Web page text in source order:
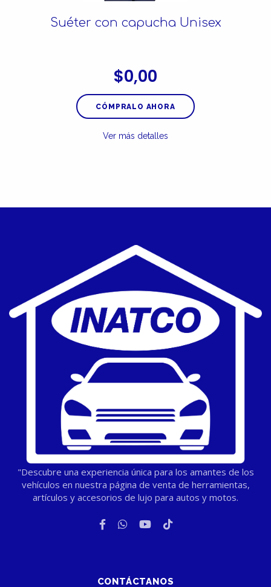
Suéter con capucha Unisex
$0,00
CÓMPRALO AHORA
Ver más detalles
"Descubre una experiencia única para los amantes de los
vehículos en nuestra página de venta de herramientas,
artículos y accesorios de lujo para autos y motos.
CONTÁCTANOS